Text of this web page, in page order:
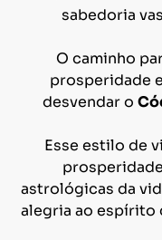
sabedoria
O caminho
prosperidade
desvendar o
Esse estilo de
astrológicas da
alegria ao espírito